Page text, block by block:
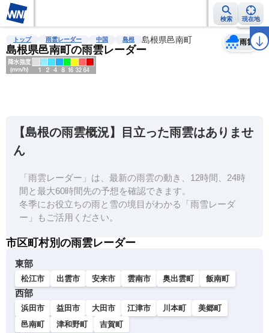
検索 現在地
雨雲レーダー 台風情報 地震情報 警報・注意報 2週間天気 ラ
トップ 雨雲レーダー 中国 島根 島根県邑南町
島根県邑南町の雨雲レーダー
雨雲
天気 台風
【島根の雨雲概況】目立った雨雲はありませ
ん
「雨雲レーダー」は、最新の雨雲の動き、12時間、24時
間と最大60時間先の予想を確認できます。
冬季にお役立ちの雨と雪の境目がわかる「雨雪レーダ
ー」もご活用ください。
市区町村別の雨雲レーダー
東部
松江市 出雲市 安来市 雲南市 奥出雲町 飯南町
西部
浜田市 益田市 大田市 江津市 川本町
美郷町
邑南町
津和野町 吉賀町